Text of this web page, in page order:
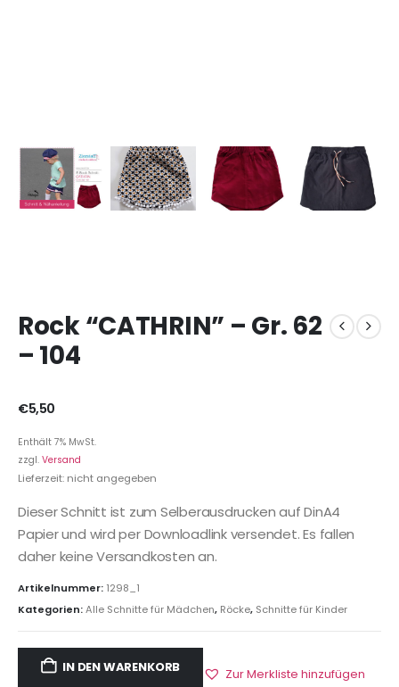
Rock “CATHRIN” – Gr. 62
– 104
€5,50
Enthält 7% MwSt.
zzgl. Versand
Lieferzeit: nicht angegeben
Dieser Schnitt ist zum Selberausdrucken auf DinA4
Papier und wird per Downloadlink versendet. Es fallen
daher keine Versandkosten an.
Artikelnummer: 1298_1
Kategorien:Alle Schnitte für Mädchen, Röcke, Schnitte für Kinder
IN DEN WARENKORB Zur Merkliste hinzufügen